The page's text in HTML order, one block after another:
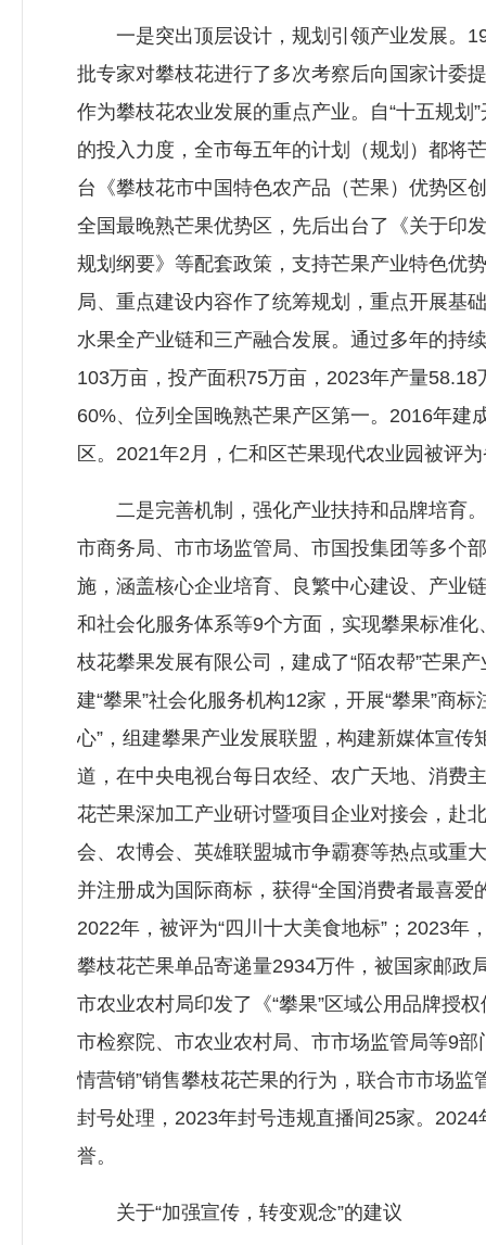
一是突出顶层设计，规划引领产业发展。
批专家对攀枝花进行了多次考察后向国家计委
作为攀枝花农业发展的重点产业。自“十五规
的投入力度，全市每五年的计划（规划）都将
台《攀枝花市中国特色农产品（芒果）优势区
全国最晚熟芒果优势区，先后出台了《关于印
规划纲要》等配套政策，支持芒果产业特色优
局、重点建设内容作了统筹规划，重点开展基
水果全产业链和三产融合发展。通过多年的持
103万亩，投产面积75万亩，2023年产量
60%、位列全国晚熟芒果产区第一。2016年建
区。2021年2月，仁和区芒果现代农业园被评
二是完善机制，强化产业扶持和品牌培育。
市商务局、市市场监管局、市国投集团等多个
施，涵盖核心企业培育、良繁中心建设、产业
和社会化服务体系等9个方面，实现攀果标准
枝花攀果发展有限公司，建成了“陌农帮”芒果
建“攀果”社会化服务机构12家，开展“攀果”商
心”，组建攀果产业发展联盟，构建新媒体宣
道，在中央电视台每日农经、农广天地、消费
花芒果深加工产业研讨暨项目企业对接会，赴
会、农博会、英雄联盟城市争霸赛等热点或重
并注册成为国际商标，获得“全国消费者最喜
2022年，被评为“四川十大美食地标”；2023年
攀枝花芒果单品寄递量2934万件，被国家邮政
市农业农村局印发了《“攀果”区域公用品牌授
市检察院、市农业农村局、市市场监管局等9
情营销”销售攀枝花芒果的行为，联合市市场
封号处理，2023年封号违规直播间25家。
誉。
关于“加强宣传，转变观念”的建议